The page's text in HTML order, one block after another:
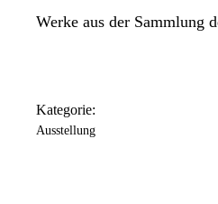
Werke aus der Sammlung
Kategorie:
Ausstellung